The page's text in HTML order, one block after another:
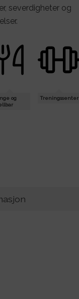
severdigheter og
og
Treningssenter